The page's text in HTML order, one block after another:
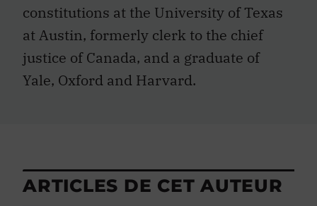
constitutions at the University of Texas
at Austin, formerly clerk to the chief
justice of Canada, and a graduate of
Yale, Oxford and Harvard.
ARTICLES DE CET AUTEUR